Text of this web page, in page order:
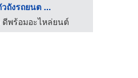
ถังรถยนต ...
พร้อมอะไหล่ยนต์